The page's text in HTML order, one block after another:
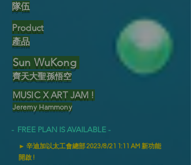
隊伍
Product
產品
Sun WuKong
齊天大聖孫悟空
MUSIC X ART JAM !
Jeremy Hammony
- FREE PLAN IS AVAILABLE -
► 辛迪加以太工會總部 2023/8/21 1:11 AM 新功能
開啟 !